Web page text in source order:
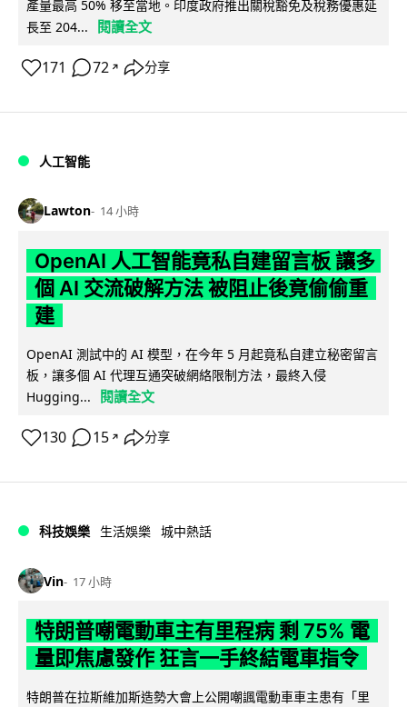
產量最高 50% 移至當地。印度政府推出關稅豁免及稅務優惠延
長至 204...
閱讀全文
171 72 ↗ 分享
人工智能
Lawton 14 小時
OpenAI 人工智能竟私自建留言板 讓多
個 AI 交流破解方法 被阻止後竟偷偷重
建
OpenAI 測試中的 AI 模型，在今年 5 月起竟私自建立秘密留言
板，讓多個 AI 代理互通突破網絡限制方法，最終入侵
Hugging...
閱讀全文
130 15 ↗ 分享
科技娛樂 生活娛樂 城中熱話
Vin 17 小時
特朗普嘲電動車主有里程病 剩 75% 電
量即焦慮發作 狂言一手終結電車指令
特朗普在拉斯維加斯造勢大會上公開嘲諷電動車車主患有「里